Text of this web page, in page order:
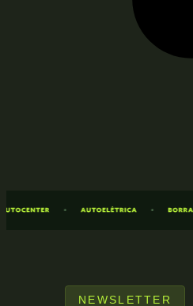
NEWSLETTER